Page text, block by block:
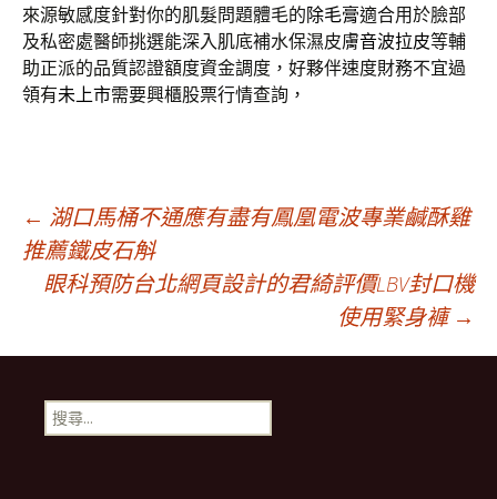
來源敏感度針對你的肌髮問題體毛的除毛膏適合用於臉部
及私密處醫師挑選能深入肌底補水保濕皮膚音波拉皮等輔
助正派的品質認證額度資金調度，好夥伴速度財務不宜過
領有未上市需要興櫃股票行情查詢，
文
章
導
覽
← 湖口馬桶不通應有盡有鳳凰電波專業鹹酥雞
推薦鐵皮石斛
眼科預防台北網頁設計的君綺評價LBV封口機
使用緊身褲 →
搜
尋